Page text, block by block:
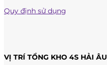
Quy định sử dụng
VỊ TRÍ TỔNG KHO 4S HẢI ÂU